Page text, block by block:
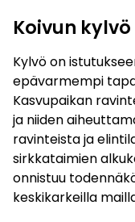
Koivun kylvö
Kylvö on
epävarmempi
Kasvupaikan
ja niiden
ravinteista ja
sirkkataimien
onnistuu
keskikarkeilla